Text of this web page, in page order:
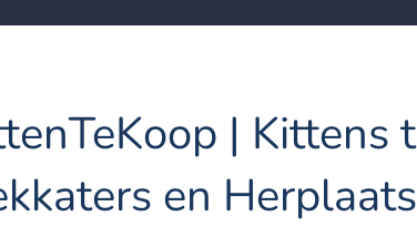
| Kittens
en